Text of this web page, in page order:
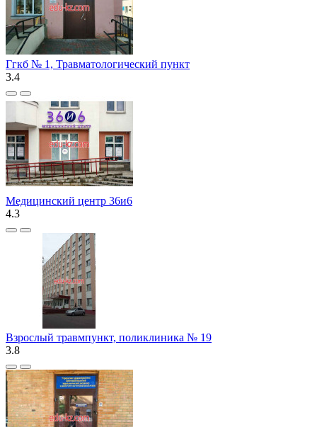
Ггкб № 1, Травматологический пункт
3.4
Медицинский центр 36и6
4.3
Взрослый травмпункт, поликлиника № 19
3.8